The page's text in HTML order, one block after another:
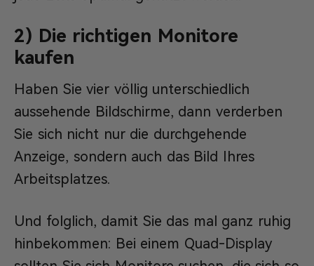
2) Die richtigen Monitore
kaufen
Haben Sie vier völlig unterschiedlich
aussehende Bildschirme, dann verderben
Sie sich nicht nur die durchgehende
Anzeige, sondern auch das Bild Ihres
Arbeitsplatzes.
Und folglich, damit Sie das mal ganz ruhig
hinbekommen: Bei einem Quad-Display